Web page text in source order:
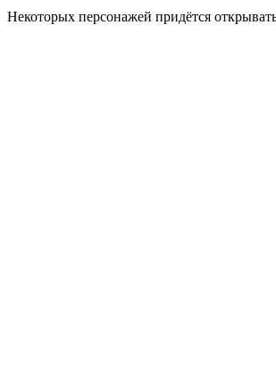
Некоторых персонажей придётся